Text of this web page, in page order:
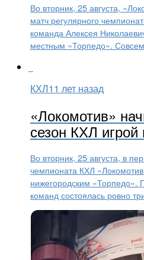
Во вторник, 25 августа,
матч регулярного
команда Алексея
местным «Торпедо».
КХЛ11 лет назад
«Локомотив»
сезон КХЛ игрой
Во вторник, 25 августа, в
чемпионата КХЛ
нижегородским «Торпедо».
команд состоялась ровно